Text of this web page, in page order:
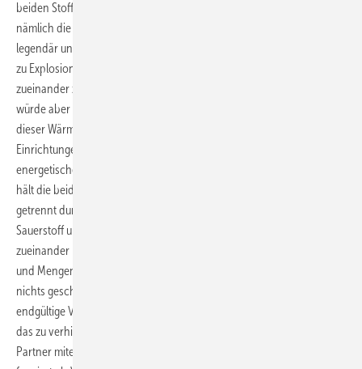
beiden Stoffe gehen liebend gerne eine innige Verbindung ein,
nämlich die zu Wasser (H2O). Ihre Reaktionsfähigkeit untereinander ist
legendär und führte auch schon zu sehr heftigen Reaktionen bis hin
zu Explosionen. Also kann unterstellt werden, dass es diese beiden
zueinander zieht. Eine geregelte Verbrennung wäre daher denkbar,
würde aber im besten Falle nur eine Flamme und Wärme erzeugen. Mit
dieser Wärme ließe sich dann natürlich über Turbinen oder ähnliche
Einrichtungen auch Strom erzeugen, aber dies würde nur mit
energetischen Verlusten funktionieren. Es geht aber auch besser. Man
hält die beiden potentiellen Partner Sauerstoff und Wasserstoff
getrennt durch eine leicht durchgängige Wand (Membrane).
Sauerstoff und Wasserstoff können durch die Wand „sickern“ und
zueinander kommen, aber nur langsam und in vorgegebenen Bahnen
und Mengen. Wenn sich beide Stoffe nur treffen würden, würde
nichts geschehen. Ein Streichholz könnte aber ausreichen um eine
endgültige Vereinigung (flamm- oder explosionsartig) auszulösen. Um
das zu verhindern unterstützt man die Reaktion der beiden gierigen
Partner miteinander, aber ohne viel Getöse. Der Trick: Ein Katalysator